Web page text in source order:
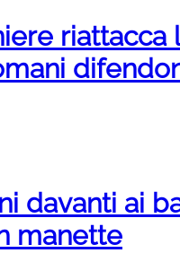
riattacca
davanti ai
manette